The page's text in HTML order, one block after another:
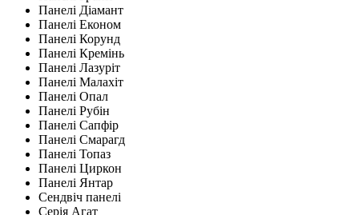
Панелі Діамант
Панелі Економ
Панелі Корунд
Панелі Кремінь
Панелі Лазуріт
Панелі Малахіт
Панелі Опал
Панелі Рубін
Панелі Сапфір
Панелі Смарагд
Панелі Топаз
Панелі Циркон
Панелі Янтар
Сендвіч панелі
Серія Агат